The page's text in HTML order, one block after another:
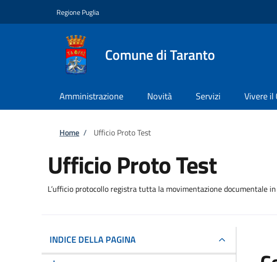
Regione Puglia
Comune di Taranto
Amministrazione Novità Servizi Vivere il
Briciole di pane
Home / Ufficio Proto Test
Ufficio Proto Test
L’ufficio protocollo registra tutta la movimentazione documentale
INDICE DELLA PAGINA